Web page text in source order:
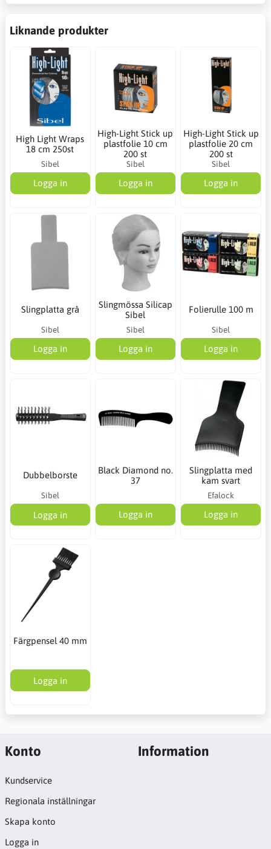
Liknande produkter
High Light Wraps
18 cm 250st
Sibel
Logga in
High-Light Stick up
plastfolie 10 cm
200 st
Sibel
Logga in
High-Light Stick up
plastfolie 20 cm
200 st
Sibel
Logga in
Slingplatta grå
Sibel
Logga in
Slingmössa Silicap
Sibel
Sibel
Logga in
Folierulle 100 m
Sibel
Logga in
Dubbelborste
Sibel
Logga in
Black Diamond no.
37
Logga in
Slingplatta med
kam svart
Efalock
Logga in
Färgpensel 40 mm
Logga in
Konto
Kundservice
Regionala inställningar
Skapa konto
Logga in
Information